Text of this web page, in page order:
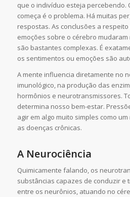
que o indivíduo esteja percebendo.
começa é o problema. Há muitas
respostas. As conclusões a
emoções sobre o cérebro
são bastantes complexas. É
os sentimentos ou emoções são
A mente influencia diretamente no
imunológico, na produção das
hormônios e neurotransmissores.
determina nosso bem-estar.
agir em algo muito simples como
as doenças crônicas.
A Neurociência
Quimicamente falando, os
substâncias capazes de conduzir e
entre os neurônios, atuando no